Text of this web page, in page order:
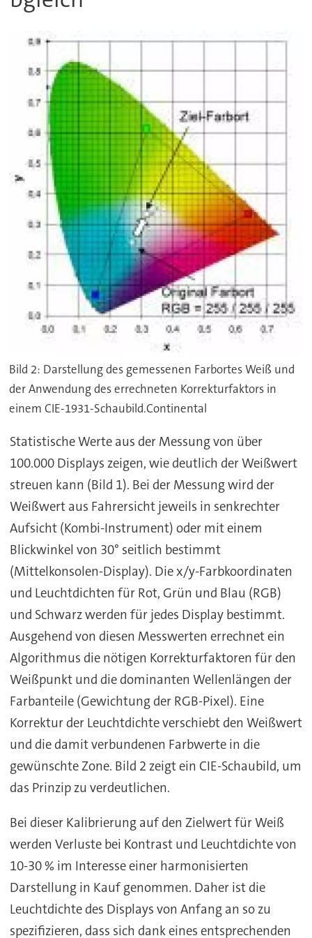
Bild 2: Darstellung des gemessenen Farbortes Weiß und
der Anwendung des errechneten Korrekturfaktors in
einem CIE-1931-Schaubild.Continental
Statistische Werte aus der Messung von über
100.000 Displays zeigen, wie deutlich der Weißwert
streuen kann (Bild 1). Bei der Messung wird der
Weißwert aus Fahrersicht jeweils in senkrechter
Aufsicht (Kombi-Instrument) oder mit einem
Blickwinkel von 30° seitlich bestimmt
(Mittelkonsolen-Display). Die x/y-Farbkoordinaten
und Leuchtdichten für Rot, Grün und Blau (RGB)
und Schwarz werden für jedes Display bestimmt.
Ausgehend von diesen Messwerten errechnet ein
Algorithmus die nötigen Korrekturfaktoren für den
Weißpunkt und die dominanten Wellenlängen der
Farbanteile (Gewichtung der RGB-Pixel). Eine
Korrektur der Leuchtdichte verschiebt den Weißwert
und die damit verbundenen Farbwerte in die
gewünschte Zone. Bild 2 zeigt ein CIE-Schaubild, um
das Prinzip zu verdeutlichen.
Bei dieser Kalibrierung auf den Zielwert für Weiß
werden Verluste bei Kontrast und Leuchtdichte von
10-30 % im Interesse einer harmonisierten
Darstellung in Kauf genommen. Daher ist die
Leuchtdichte des Displays von Anfang an so zu
spezifizieren, dass sich dank eines entsprechenden